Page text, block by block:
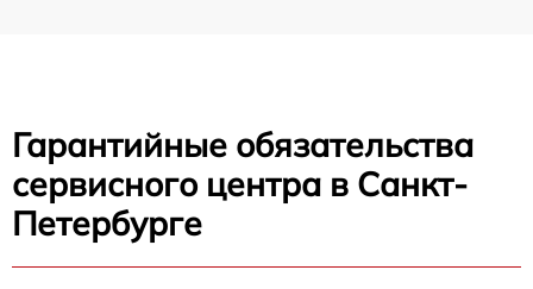
Гарантийные обязательства
сервисного центра в Санкт-
Петербурге